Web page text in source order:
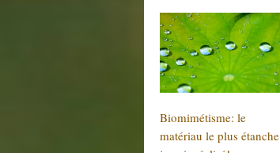
Biomimétisme: le
matériau le plus étanche